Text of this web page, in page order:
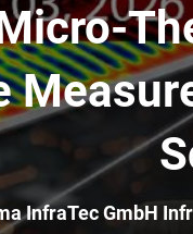
InfraTec GmbH